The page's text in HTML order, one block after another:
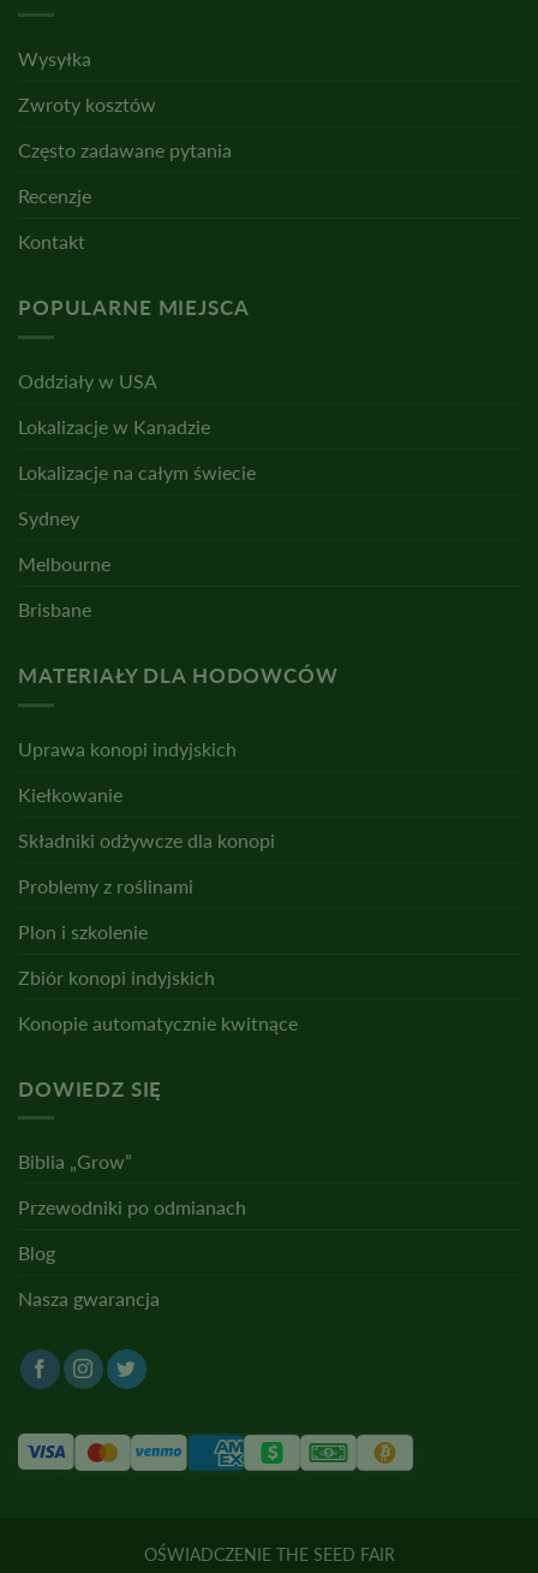
Wysyłka
Zwroty kosztów
Często zadawane pytania
Recenzje
Kontakt
POPULARNE MIEJSCA
Oddziały w USA
Lokalizacje w Kanadzie
Lokalizacje na całym świecie
Sydney
Melbourne
Brisbane
MATERIAŁY DLA HODOWCÓW
Uprawa konopi indyjskich
Kiełkowanie
Składniki odżywcze dla konopi
Problemy z roślinami
Plon i szkolenie
Zbiór konopi indyjskich
Konopie automatycznie kwitnące
DOWIEDZ SIĘ
Biblia „Grow”
Przewodniki po odmianach
Blog
Nasza gwarancja
OŚWIADCZENIE THE SEED FAIR